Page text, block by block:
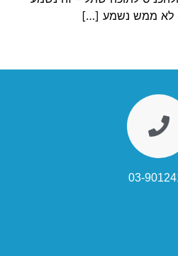
לא ממש נשמע […]
03-